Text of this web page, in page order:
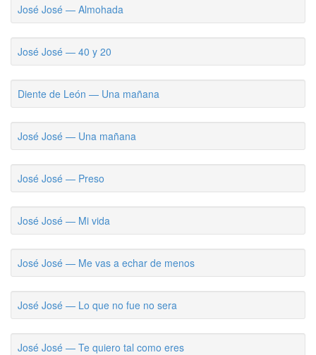
José José — Almohada
José José — 40 y 20
Diente de León — Una mañana
José José — Una mañana
José José — Preso
José José — Mi vida
José José — Me vas a echar de menos
José José — Lo que no fue no sera
José José — Te quiero tal como eres